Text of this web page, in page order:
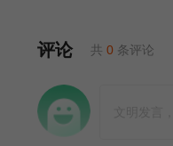
评论 共 0 条评论